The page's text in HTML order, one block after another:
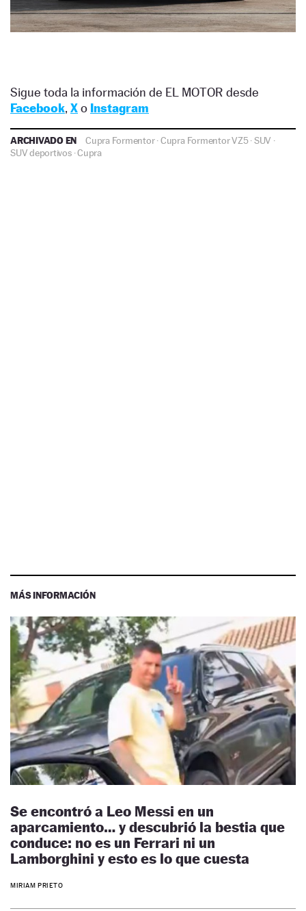
Sigue toda la información de EL MOTOR desde
Facebook, Xo Instagram
ARCHIVADO EN Cupra Formentor·Cupra Formentor VZ5·SUV ·
SUV deportivos·Cupra
MÁS INFORMACIÓN
Se encontró a Leo Messi en un
aparcamiento… y descubrió la bestia que
conduce: no es un Ferrari ni un
Lamborghini y esto es lo que cuesta
MIRIAM PRIETO